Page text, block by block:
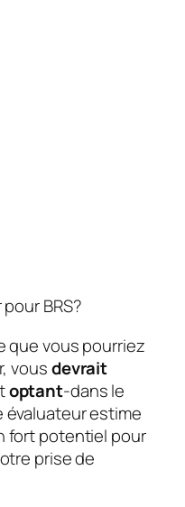
BRS?
que vous pourriez
vousdevrait
optant-dans le
évaluateur estime
fort potentiel pour
prise de